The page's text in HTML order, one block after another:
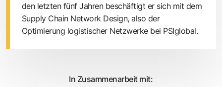
den letzten fünf Jahren beschäftigt er sich mit dem
Supply Chain Network Design, also der
Optimierung logistischer Netzwerke bei PSIglobal.
In Zusammenarbeit mit: